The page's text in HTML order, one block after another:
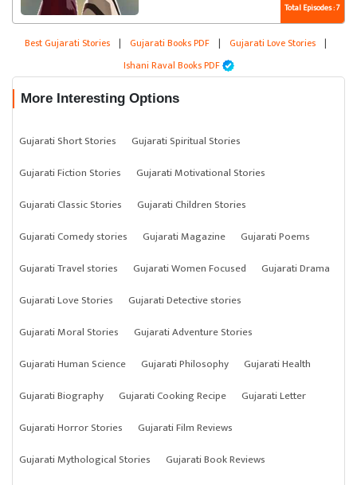
Total Episodes : 7
Best Gujarati Stories | Gujarati Books PDF | Gujarati Love Stories |
Ishani Raval Books PDF
More Interesting Options
Gujarati Short Stories
Gujarati Spiritual Stories
Gujarati Fiction Stories
Gujarati Motivational Stories
Gujarati Classic Stories
Gujarati Children Stories
Gujarati Comedy stories
Gujarati Magazine
Gujarati Poems
Gujarati Travel stories
Gujarati Women Focused
Gujarati Drama
Gujarati Love Stories
Gujarati Detective stories
Gujarati Moral Stories
Gujarati Adventure Stories
Gujarati Human Science
Gujarati Philosophy
Gujarati Health
Gujarati Biography
Gujarati Cooking Recipe
Gujarati Letter
Gujarati Horror Stories
Gujarati Film Reviews
Gujarati Mythological Stories
Gujarati Book Reviews